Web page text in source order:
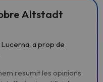
Altstadt
a prop de
resumit les opinions